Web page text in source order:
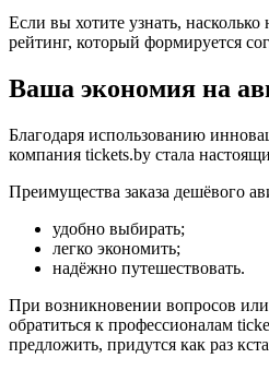
Если вы хотите узнать,
рейтинг, который формируется
Ваша экономия на
Благодаря использованию
компания tickets.by стала
Преимущества заказа дешёвого
удобно выбирать;
легко экономить;
надёжно путешествовать.
При возникновении вопросов
обратиться к профессионалам
предложить, придутся как раз